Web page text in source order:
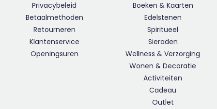
Privacybeleid
Betaalmethoden
Retourneren
Klantenservice
Openingsuren
Boeken & Kaarten
Edelstenen
Spiritueel
Sieraden
Wellness & Verzorging
Wonen & Decoratie
Activiteiten
Cadeau
Outlet